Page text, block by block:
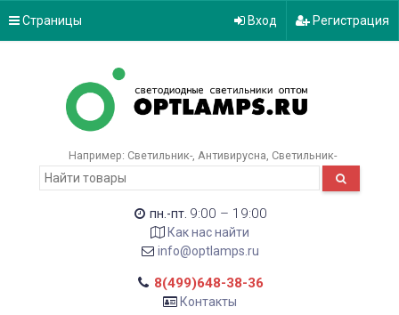
Страницы Вход Регистрация
Например: Светильник- Антивирусна Светильник-
пн.-пт. 9:00 – 19:00
Как нас найти
info@optlamps.ru
8(499)648-38-36
Контакты